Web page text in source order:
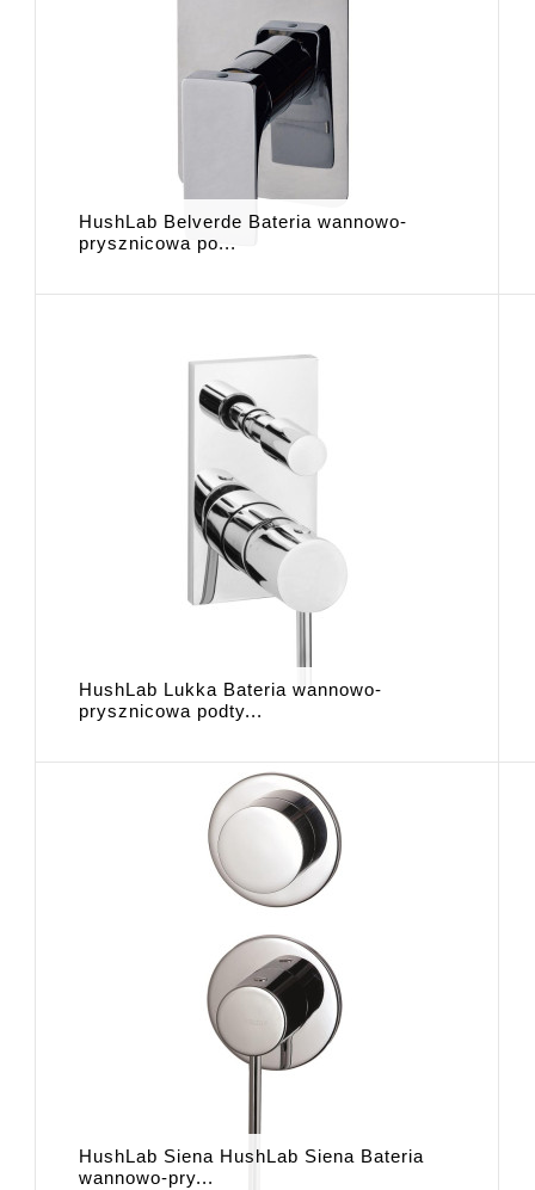
HushLab Belverde Bateria wannowo-
prysznicowa po...
HushLab Lukka Bateria wannowo-
prysznicowa podty...
HushLab Siena HushLab Siena Bateria
wannowo-pry...